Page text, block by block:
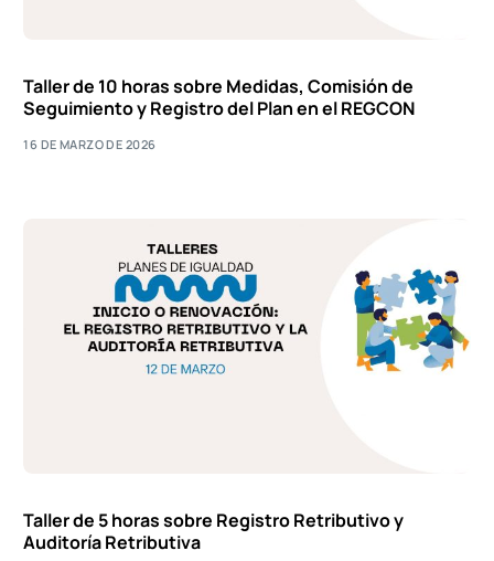
Taller de 10 horas sobre Medidas, Comisión de
Seguimiento y Registro del Plan en el REGCON
16 DE MARZO DE 2026
Taller de 5 horas sobre Registro Retributivo y
Auditoría Retributiva